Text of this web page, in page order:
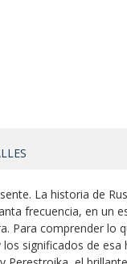
La historia de
frecuencia, en un
Para comprender lo
significados de